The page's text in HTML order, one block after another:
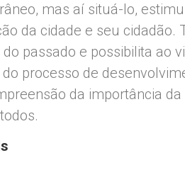
mas aí situá-lo,
da cidade e seu cidadão.
passado e possibilita ao
do processo de
da importância